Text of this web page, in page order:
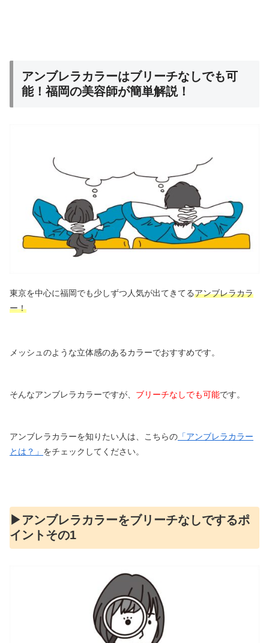
アンブレラカラーはブリーチなしでも可
能！福岡の美容師が簡単解説！
東京を中心に福岡でも少しずつ人気が出てきてるアンブレラカラ
ー！
メッシュのような立体感のあるカラーでおすすめです。
そんなアンブレラカラーですが、 ブリーチなしでも可能です。
アンブレラカラーを知りたい人は、こちらの 「アンブレラカラー
とは？」 をチェックしてください。
▶︎アンブレラカラーをブリーチなしでするポ
イントその1